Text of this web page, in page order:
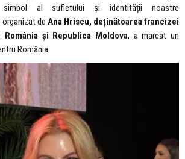
al sufletului și identității noastre
organizat de Ana Hriscu, deținătoarea francizei
și Republica Moldova, a marcat un
România.